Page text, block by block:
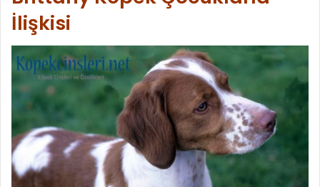
İlişkisi